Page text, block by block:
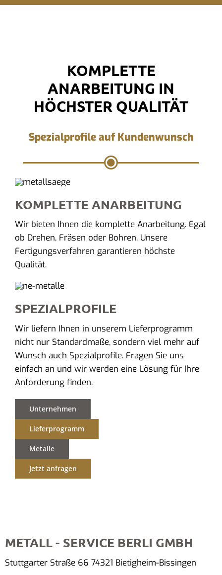
KOMPLETTE
ANARBEITUNG IN
HÖCHSTER QUALITÄT
Spezialprofile auf Kundenwunsch
KOMPLETTE ANARBEITUNG
Wir bieten Ihnen die komplette Anarbeitung. Egal
ob Drehen, Fräsen oder Bohren. Unsere
Fertigungsverfahren garantieren höchste
Qualität.
SPEZIALPROFILE
Wir liefern Ihnen in unserem Lieferprogramm
nicht nur Standardmaße, sondern viel mehr auf
Wunsch auch Spezialprofile. Fragen Sie uns
einfach an und wir werden eine Lösung für Ihre
Anforderung finden.
Unternehmen
Lieferprogramm
Metalle
Jetzt anfragen
METALL - SERVICE BERLI GMBH
Stuttgarter Straße 66 74321 Bietigheim-Bissingen